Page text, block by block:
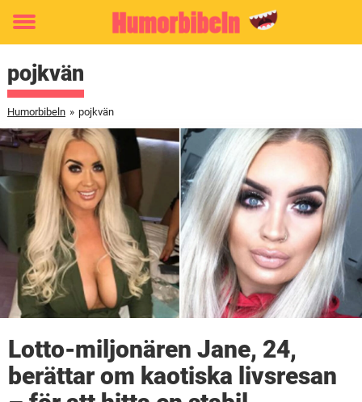
Toggle
pojkvän
Humorbibeln » pojkvän
Lotto-miljonären Jane, 24,
berättar om kaotiska livsresan